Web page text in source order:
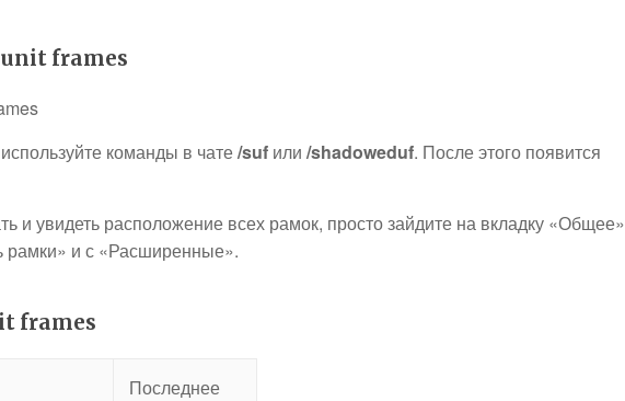
unit frames
команды в чате/suf или /shadoweduf. После этого появится
и увидеть расположение всех рамок, просто зайдите на вкладку «Общее»
рамки» и с «Расширенные».
frames
Последнее